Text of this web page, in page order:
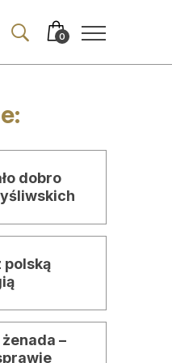
0
dobro
polską
–